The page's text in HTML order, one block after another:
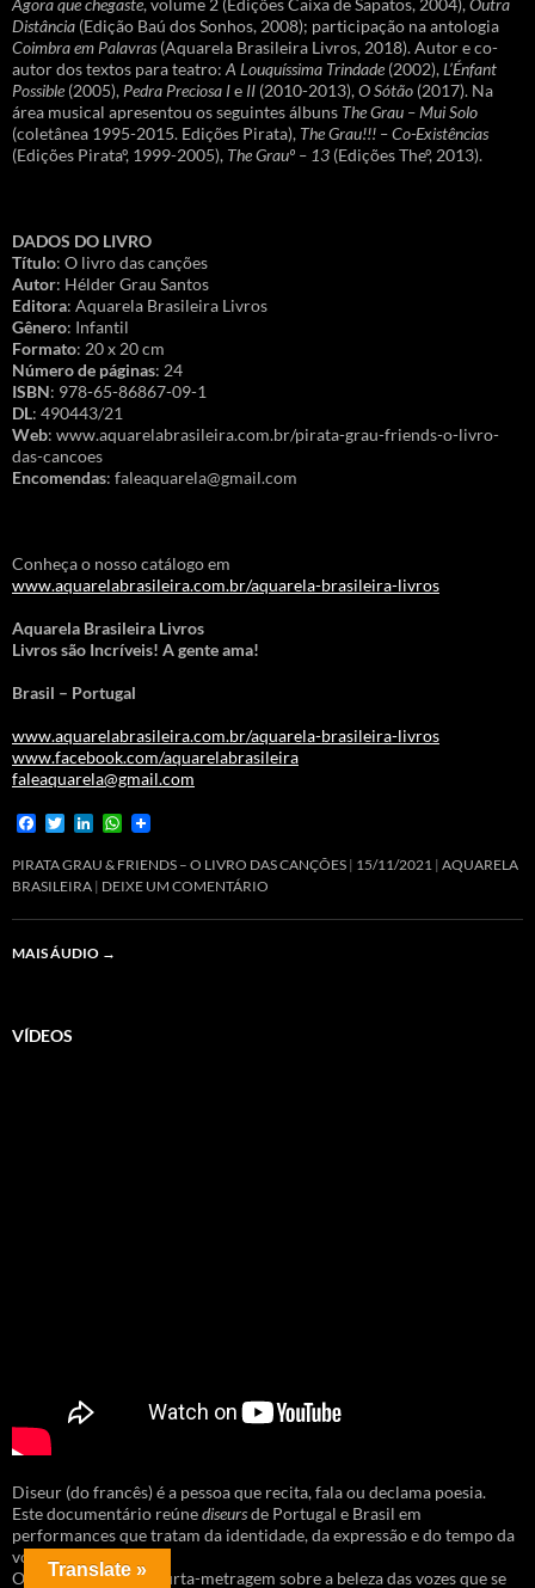
Agora que chegaste, volume 2 (Edições Caixa de Sapatos, 2004),Outra
Distância (Edição Baú dos Sonhos, 2008); participação na antologia
Coimbra em Palavras (Aquarela Brasileira Livros, 2018). Autor e co-
autor dos textos para teatro: A Louquíssima Trindade (2002),L’Énfant
Possible (2005), Pedra Preciosa Ie II (2010-2013),O Sótão (2017). Na
área musical apresentou os seguintes álbuns The Grau – Mui Solo
(coletânea 1995-2015. Edições Pirata), The Grau!!! – Co-Existências
(Edições Pirataº, 1999-2005), The Grauº – 13 (Edições Theº, 2013).
DADOS DO LIVRO
Título: O livro das canções
Autor: Hélder Grau Santos
Editora: Aquarela Brasileira Livros
Gênero: Infantil
Formato: 20 x 20 cm
Número de páginas: 24
ISBN: 978-65-86867-09-1
DL: 490443/21
Web: www.aquarelabrasileira.com.br/pirata-grau-friends-o-livro-
das-cancoes
Encomendas: faleaquarela@gmail.com
Conheça o nosso catálogo em
www.aquarelabrasileira.com.br/aquarela-brasileira-livros
Aquarela Brasileira Livros
Livros são Incríveis! A gente ama!
Brasil – Portugal
www.aquarelabrasileira.com.br/aquarela-brasileira-livros
www.facebook.com/aquarelabrasileira
faleaquarela@gmail.com
F
c
e
b
o
k
T
i
t
t
e
n
k
e
d
n
W
a
t
s
A
PIRATA GRAU & FRIENDS – O LIVRO DAS CANÇÕES 15/11/2021
AQUARELA
BRASILEIRA DEIXE UM COMENTÁRIO
MAIS ÁUDIO →
VÍDEOS
Diseur (do francês) é a pessoa que recita, fala ou declama poesia.
Este documentário reúnediseursde Portugal e Brasil em
performances que tratam da identidade, da expressão e do tempo da
voz.
O resultante é uma curta-metragem sobre a beleza das vozes que se
Translate »